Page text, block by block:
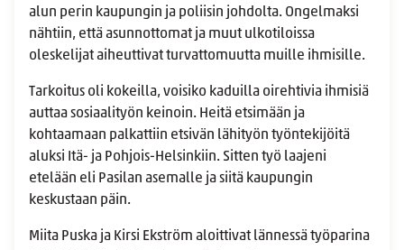
alun perin kaupungin ja poliisin johdolta. Ongelmaksi
nähtiin, että asunnottomat ja muut ulkotiloissa
oleskelijat aiheuttivat turvattomuutta muille ihmisille.
Tarkoitus oli kokeilla, voisiko kaduilla oirehtivia ihmisiä
auttaa sosiaalityön keinoin. Heitä etsimään ja
kohtaamaan palkattiin etsivän lähityön työntekijöitä
aluksi Itä- ja Pohjois-Helsinkiin. Sitten työ laajeni
etelään eli Pasilan asemalle ja siitä kaupungin
keskustaan päin.
Miita Puska ja Kirsi Ekström aloittivat lännessä työparina